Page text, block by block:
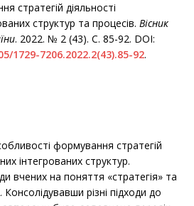
стратегій діяльності
структур та процесів. Вісник
. 2022. № 2 (43). С. 85-92. DOI:
1729-7206.2022.2(43).85-92.
формування стратегій
інтегрованих структур.
вчених на поняття «стратегія» та
Консолідувавши різні підходи до